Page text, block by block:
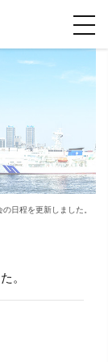
日程を更新しました。
。